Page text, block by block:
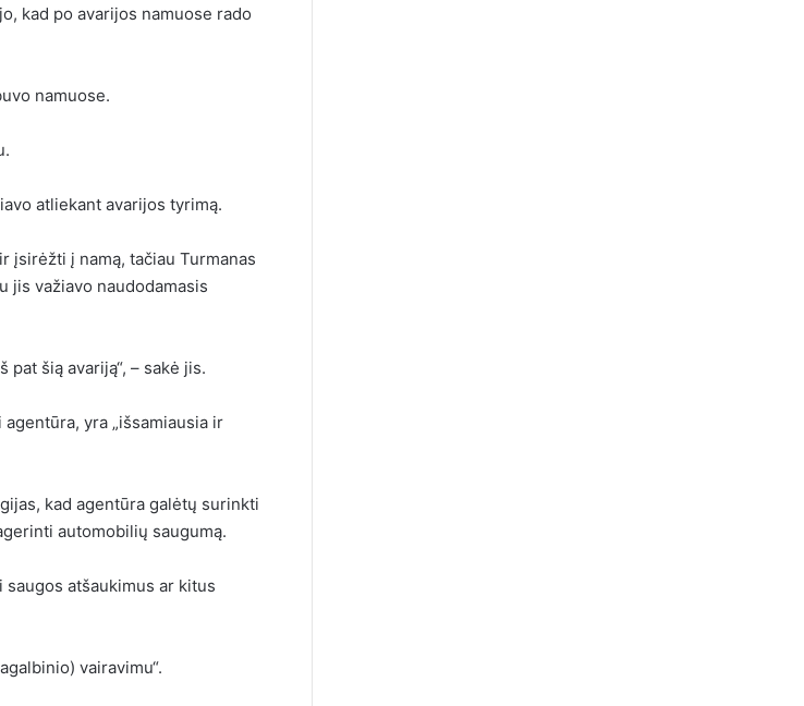
kad po avarijos namuose rado
namuose.
atliekant avarijos tyrimą.
į namą, tačiau Turmanas
jis važiavo naudodamasis
šią avariją“, – sakė jis.
yra „išsamiausia ir
kad agentūra galėtų surinkti
automobilių saugumą.
atšaukimus ar kitus
vairavimu“.